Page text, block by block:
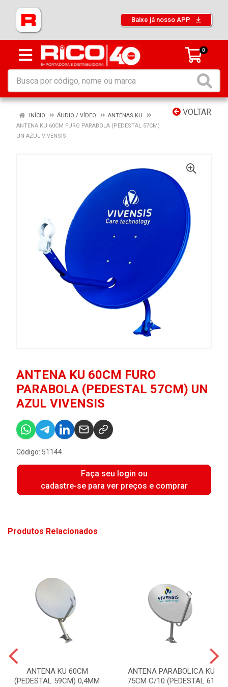
Baixe já nosso APP
0
VOLTAR
INÍCIO ÁUDIO / VÍDEO
ANTENAS KU
ANTENA KU 60CM FURO PARABOLA (PEDESTAL 57CM)
UN AZUL VIVENSIS
ANTENA KU 60CM FURO
PARABOLA (PEDESTAL 57CM) UN
AZUL VIVENSIS
Código: 51144
Faça seu login ou
cadastre-se para ver preços e comprar
Produtos Relacionados
ANTENA KU 60CM
(PEDESTAL 59CM) 0,4MM
ANTENA PARABOLICA KU
75CM C/10 (PEDESTAL 61